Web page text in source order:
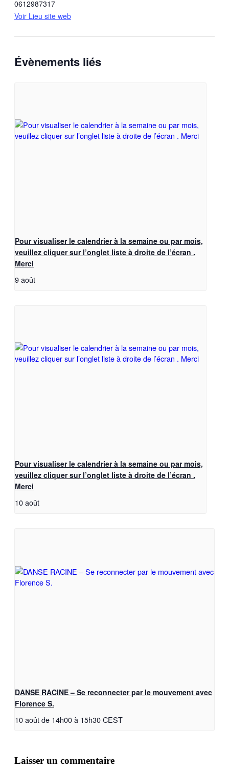
0612987317
Voir Lieu site web
Évènements liés
Pour visualiser le calendrier à la semaine ou par mois,
veuillez cliquer sur l’onglet liste à droite de l’écran .
Merci
9 août
Pour visualiser le calendrier à la semaine ou par mois,
veuillez cliquer sur l’onglet liste à droite de l’écran .
Merci
10 août
DANSE RACINE – Se reconnecter par le mouvement avec
Florence S.
10 août de 14h00à 15h30CEST
Laisser un commentaire